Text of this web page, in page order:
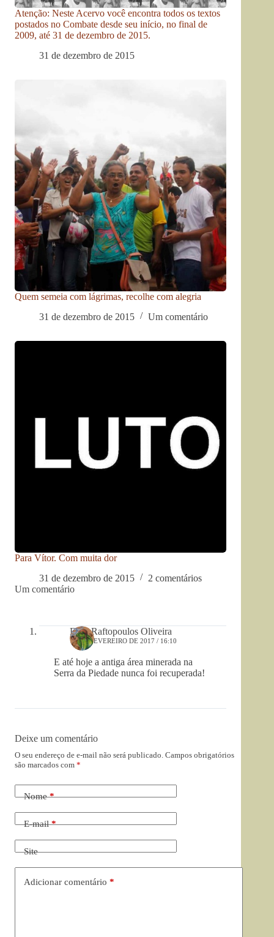
Atenção: Neste Acervo você encontra todos os textos
postados no Combate desde seu início, no final de
2009, até 31 de dezembro de 2015.
31 de dezembro de 2015
Quem semeia com lágrimas, recolhe com alegria
31 de dezembro de 2015
Um comentário
Para Vítor. Com muita dor
31 de dezembro de 2015
2 comentários
Um comentário
Davi Raftopoulos Oliveira
15 DE FEVEREIRO DE 2017 / 16:10
E até hoje a antiga área minerada na
Serra da Piedade nunca foi recuperada!
Deixe um comentário
O seu endereço de e-mail não será publicado. Campos obrigatórios
são marcados com *
Nome*
E-mail*
Site
Adicionar comentário *